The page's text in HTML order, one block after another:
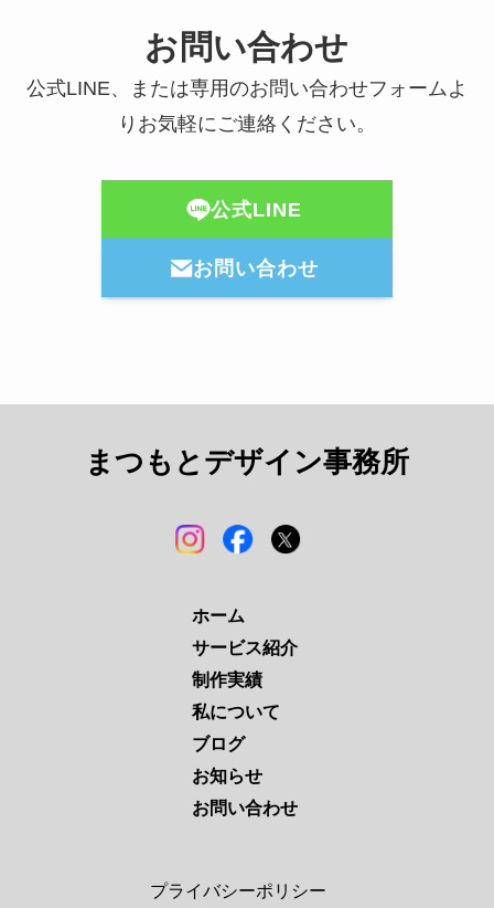
お問い合わせ
公式LINE、または専用のお問い合わせフォームよ
りお気軽にご連絡ください。
公式LINE
お問い合わせ
まつもとデザイン事務所
ホーム
サービス紹介
制作実績
私について
ブログ
お知らせ
お問い合わせ
プライバシーポリシー